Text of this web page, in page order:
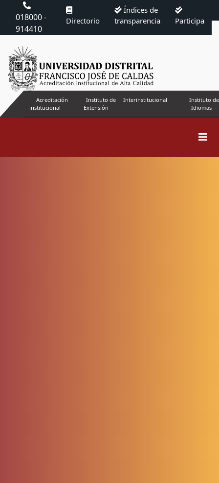
018000 -
914410
Directorio
Índices de
transparencia
Participa
Acreditación
institucional
Instituto de
Extensión
Interinstitucional
Instituto de
Idiomas